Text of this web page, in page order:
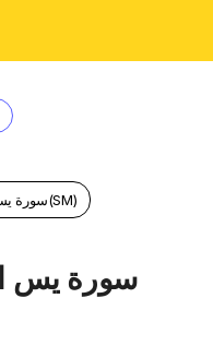
سورة يس: الجزء الثاني (من الآية 12 إلى الآية 28)(SM)